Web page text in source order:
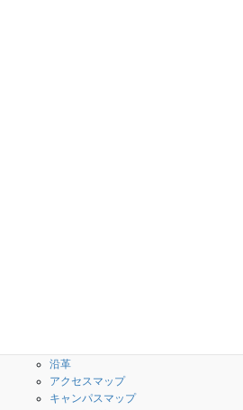
沿革
アクセスマップ
キャンパスマップ